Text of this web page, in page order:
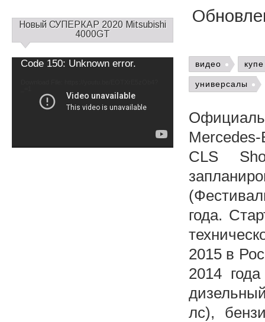
видео купе
универсалы
CLS
года.
2015 в
2014
лс),
С
й
д
Новый СУПЕРКАР 2020 Mitsubishi
4000GT
Video
Code 150: Unknown error.